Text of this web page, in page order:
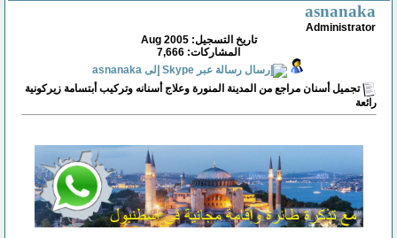
asnanaka
Administrator
تاريخ التسجيل: Aug 2005
المشاركات: 7,666
تجميل أسنان مراجع من المدينة المنورة وعلاج أسنانه وتركيب أبتسامة زيركونية
رائعة